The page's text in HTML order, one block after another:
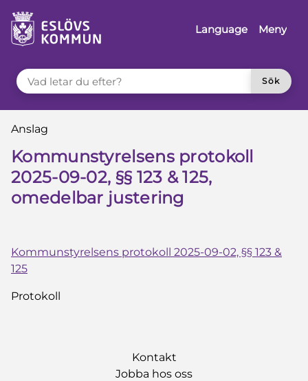
till innehåll
Language
Meny
VAD LETAR DU EFTER?
Sök
Du är här:
Anslag
Kommunstyrelsens protokoll
2025-09-02, §§ 123 & 125,
omedelbar justering
Kommunstyrelsens protokoll 2025-09-02, §§ 123 &
125
Protokoll
Kontakt
Jobba hos oss